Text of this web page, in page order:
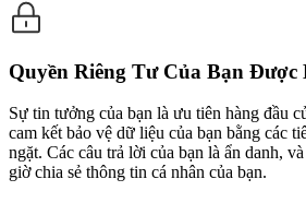
Quyền Riêng Tư Của Bạn Được
Sự tin tưởng của bạn là ưu tiên hàng đầu
cam kết bảo vệ dữ liệu của bạn bằng các
ngặt. Các câu trả lời của bạn là ẩn danh,
giờ chia sẻ thông tin cá nhân của bạn.